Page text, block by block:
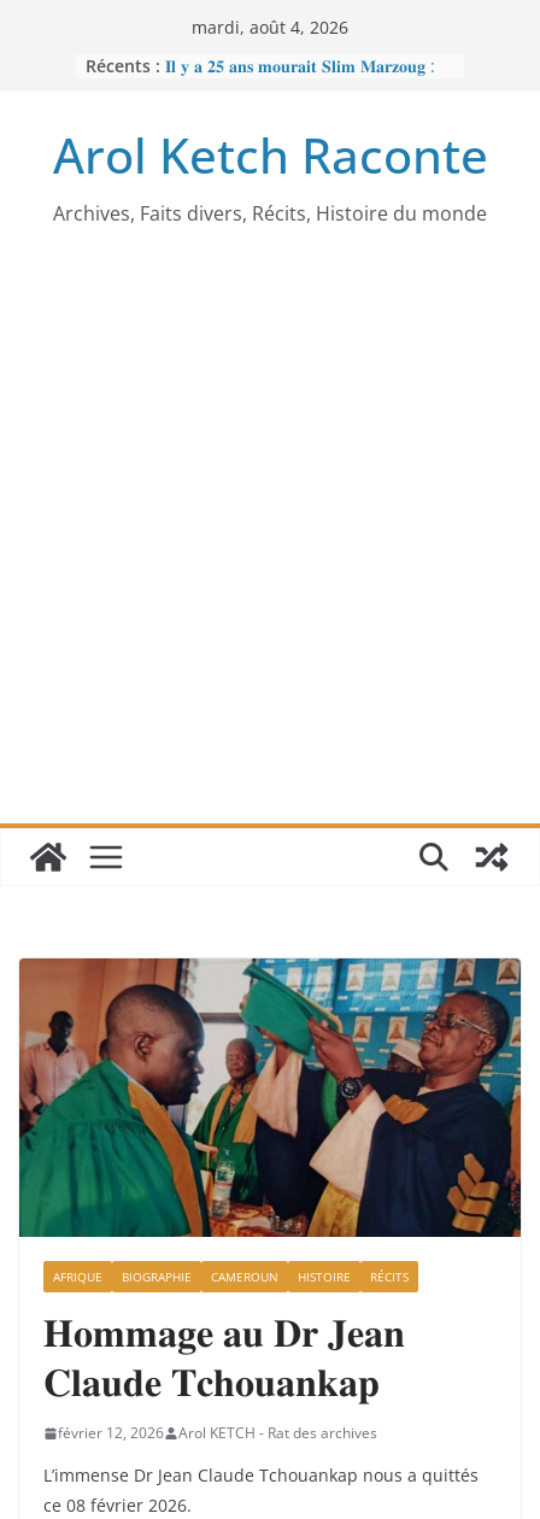
mardi, août 4, 2026
Récents : 𝐈𝐥 𝐲 𝐚 𝟐𝟓 𝐚𝐧𝐬 𝐦𝐨𝐮𝐫𝐚𝐢𝐭 𝐒𝐥𝐢𝐦 𝐌𝐚𝐫𝐳𝐨𝐮𝐠 :
𝐉𝐨𝐬𝐞𝐩𝐡 𝐍𝐝𝐢-𝐒𝐚𝐦𝐛𝐚, 𝐥𝐞 𝐛𝐚̂𝐭𝐢𝐬𝐬𝐞𝐮𝐫 𝐝’𝐞́𝐜𝐨𝐥𝐞𝐬
𝐒𝐨𝐮𝐭𝐢𝐞𝐧 𝐭𝐨𝐭𝐚𝐥 𝐚̀ 𝐑𝐞𝐛𝐞𝐜𝐜𝐚 𝐄𝐧𝐨𝐧𝐜𝐡𝐨𝐧𝐠
𝐑𝐚𝐦𝐬𝐞̀𝐬 𝐈𝐞𝐫 – 𝐋𝐞 𝐩𝐫𝐞𝐦𝐢𝐞𝐫 𝐨𝐫𝐝𝐢𝐧𝐚𝐭𝐞𝐮𝐫
Arol Ketch Raconte
Archives, Faits divers, Récits, Histoire du monde
AFRIQUE BIOGRAPHIE CAMEROUN HISTOIRE RÉCITS
𝐇𝐨𝐦𝐦𝐚𝐠𝐞 𝐚𝐮 𝐃𝐫 𝐉𝐞𝐚𝐧
𝐂𝐥𝐚𝐮𝐝𝐞 𝐓𝐜𝐡𝐨𝐮𝐚𝐧𝐤𝐚𝐩
février 12, 2026 Arol KETCH - Rat des archives
L’immense Dr Jean Claude Tchouankap nous a quittés
ce 08 février 2026.